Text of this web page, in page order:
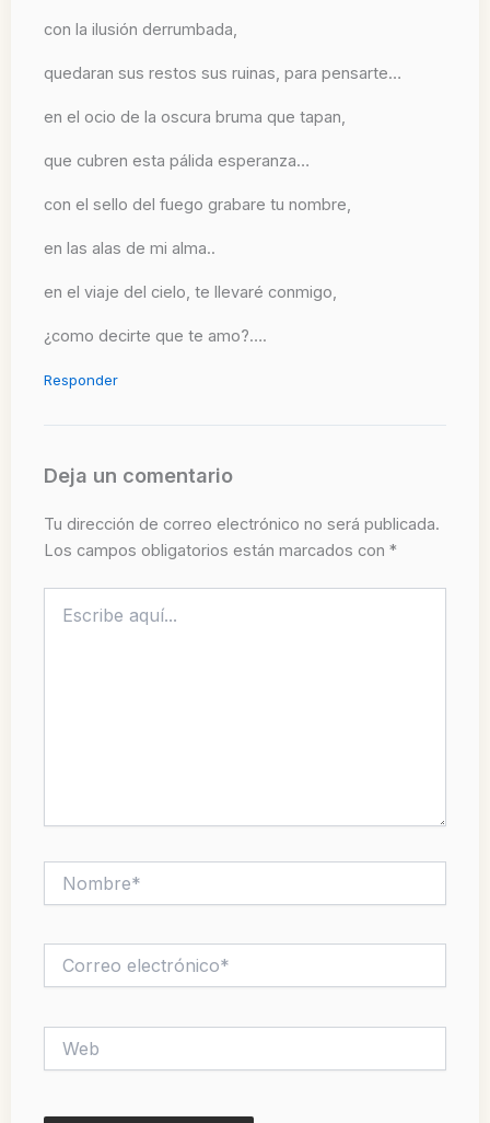
con la ilusión derrumbada,
quedaran sus restos sus ruinas, para pensarte…
en el ocio de la oscura bruma que tapan,
que cubren esta pálida esperanza…
con el sello del fuego grabare tu nombre,
en las alas de mi alma..
en el viaje del cielo, te llevaré conmigo,
¿como decirte que te amo?….
Responder
Deja un comentario
Tu dirección de correo electrónico no será publicada.
Los campos obligatorios están marcados con *
aquí...
electrónico*